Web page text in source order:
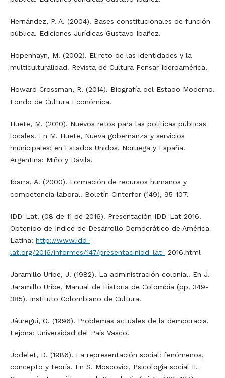
Hernández, P. A. (2004). Bases constitucionales de función
pública. Ediciones Jurídicas Gustavo Ibañez.
Hopenhayn, M. (2002). El reto de las identidades y la
multiculturalidad. Revista de Cultura Pensar Iberoamérica.
Howard Crossman, R. (2014). Biografía del Estado Moderno.
Fondo de Cultura Económica.
Huete, M. (2010). Nuevos retos para las políticas públicas
locales. En M. Huete, Nueva gobernanza y servicios
municipales: en Estados Unidos, Noruega y España.
Argentina: Miño y Dávila.
Ibarra, A. (2000). Formación de recursos humanos y
competencia laboral. Boletín Cinterfor (149), 95-107.
IDD-Lat. (08 de 11 de 2016). Presentación IDD-Lat 2016.
Obtenido de Indice de Desarrollo Democrático de América
Latina: http://www.idd-
lat.org/2016/informes/147/presentacinidd-lat- 2016.html
Jaramillo Uribe, J. (1982). La administración colonial. En J.
Jaramillo Uribe, Manual de Historia de Colombia (pp. 349-
385). Instituto Colombiano de Cultura.
Jáuregui, G. (1996). Problemas actuales de la democracia.
Lejona: Universidad del País Vasco.
Jodelet, D. (1986). La representación social: fenómenos,
concepto y teoría. En S. Moscovici, Psicología social II.